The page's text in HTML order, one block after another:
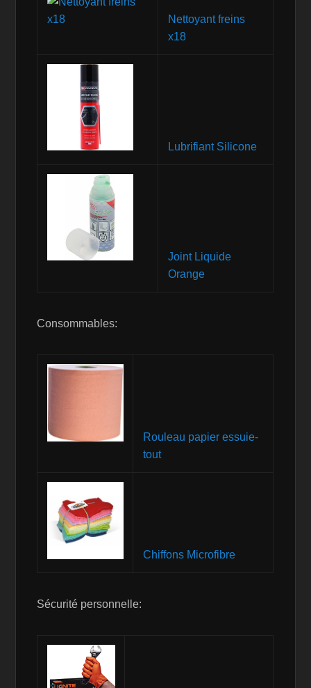
Nettoyant freins
x18
Lubrifiant Silicone
Joint Liquide
Orange
Consommables:
Rouleau papier essuie-
tout
Chiffons Microfibre
Sécurité personnelle: